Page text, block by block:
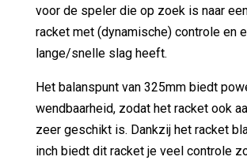
voor de speler die op zoek is naar
racket met (dynamische) controle en
lange/snelle slag heeft.
Het balanspunt van 325mm biedt
wendbaarheid, zodat het racket ook
zeer geschikt is. Dankzij het racket
inch biedt dit racket je veel controle